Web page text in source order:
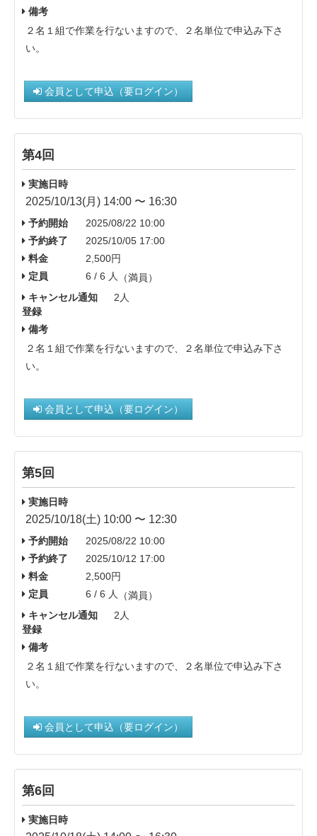
備考
２名１組で作業を行ないますので、２名単位で申込み下さ
い。
会員として申込（要ログイン）
第4回
実施日時
2025/10/13(月) 14:00 〜 16:30
予約開始
2025/08/22 10:00
予約終了
2025/10/05 17:00
料金
2,500円
定員
6 / 6 人
（満員）
キャンセル通知
登録
2人
備考
２名１組で作業を行ないますので、２名単位で申込み下さ
い。
会員として申込（要ログイン）
第5回
実施日時
2025/10/18(土) 10:00 〜 12:30
予約開始
2025/08/22 10:00
予約終了
2025/10/12 17:00
料金
2,500円
定員
6 / 6 人
（満員）
キャンセル通知
登録
2人
備考
２名１組で作業を行ないますので、２名単位で申込み下さ
い。
会員として申込（要ログイン）
第6回
実施日時